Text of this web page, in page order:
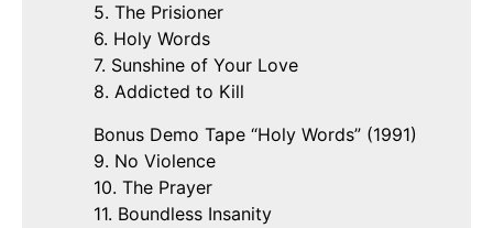
5. The Prisioner
6. Holy Words
7. Sunshine of Your Love
8. Addicted to Kill
Bonus Demo Tape “Holy Words” (1991)
9. No Violence
10. The Prayer
11. Boundless Insanity